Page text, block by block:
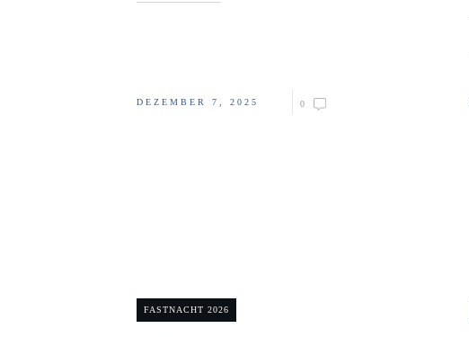
DEZEMBER 7, 2025 0
FASTNACHT 2026